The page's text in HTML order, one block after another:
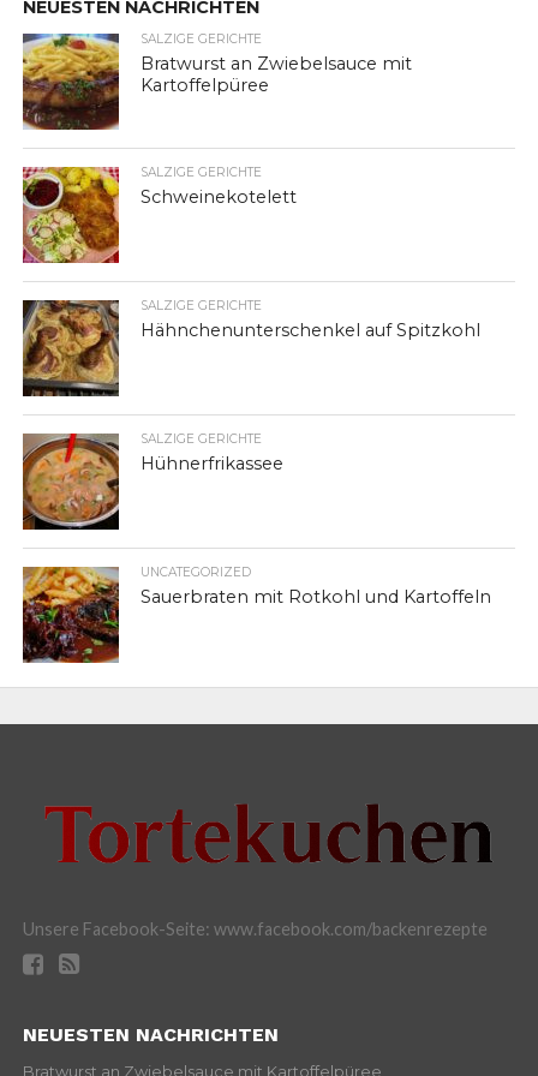
NEUESTEN NACHRICHTEN
SALZIGE GERICHTE
Bratwurst an Zwiebelsauce mit
Kartoffelpüree
SALZIGE GERICHTE
Schweinekotelett
SALZIGE GERICHTE
Hähnchenunterschenkel auf Spitzkohl
SALZIGE GERICHTE
Hühnerfrikassee
UNCATEGORIZED
Sauerbraten mit Rotkohl und Kartoffeln
Unsere Facebook-Seite: www.facebook.com/backenrezepte
NEUESTEN NACHRICHTEN
Bratwurst an Zwiebelsauce mit Kartoffelpüree